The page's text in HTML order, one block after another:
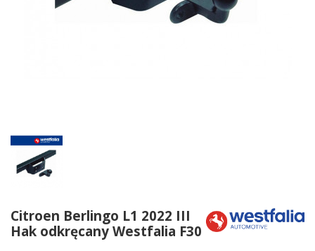
Citroen Berlingo L1 2022 III
Hak odkręcany Westfalia F30